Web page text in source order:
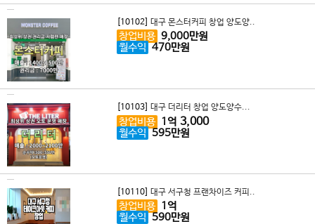
[10102] 대구 몬스터커피 창업 양도양..
창업비용 9,000만원
월수익 470만원
[10103] 대구 더리터 창업 양도양수...
창업비용 1 억 3,000
월수익 595만원
[10110] 대구 서구청 프랜차이즈 커피..
창업비용 1 억
월수익 590만원